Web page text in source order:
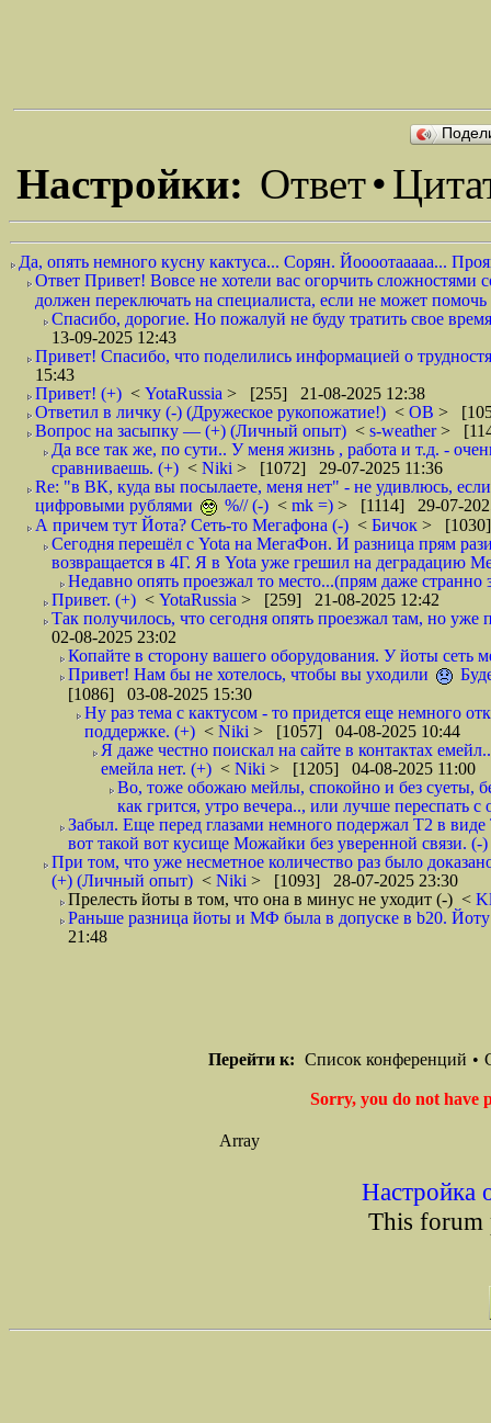
Настройки: Ответ•
Да, опять немного кусну кактуса... Сорян. Йоооотааааа...
Ответ Привет! Вовсе не хотели вас огорчить сложностями
должен переключать на специалиста, если не может
Спасибо, дорогие. Но пожалуй не буду тратить свое
13-09-2025 12:43
Привет! Спасибо, что поделились информацией о
15:43
Привет! (+) < YotaRussia > [255] 21-08-2025 12:38
Ответил в личку (-) (Дружеское рукопожатие!) < ОВ >
Вопрос на засыпку — (+) (Личный опыт) < s-weather>
Да все так же, по сути.. У меня жизнь , работа и т.д. -
сравниваешь. (+) < Niki > [1072] 29-07-2025 11:36
Re: "в ВК, куда вы посылаете, меня нет" - не удивлюсь, если
цифровыми рублями
%// (-) < mk =) > [1114] 29-07-
А причем тут Йота? Сеть-то Мегафона (-) < Бичок > [1030]
Сегодня перешёл с Yota на МегаФон. И разница прям
возвращается в 4Г. Я в Yota уже грешил на деградацию
Недавно опять проезжал то место...(прям даже
Привет. (+) < YotaRussia > [259] 21-08-2025 12:42
Так получилось, что сегодня опять проезжал там, но
02-08-2025 23:02
Копайте в сторону вашего оборудования. У йоты сеть
Привет! Нам бы не хотелось, чтобы вы уходили
[1086] 03-08-2025 15:30
Ну раз тема с кактусом - то придется еще немного
поддержке. (+) < Niki > [1057] 04-08-2025 10:44
Я даже честно поискал на сайте в контактах
емейла нет. (+) < Niki > [1205] 04-08-2025 11:00
Во, тоже обожаю мейлы, спокойно и без суеты,
как грится, утро вечера.., или лучше переспать
Забыл. Еще перед глазами немного подержал Т2 в
вот такой вот кусище Можайки без уверенной связи. (-)
При том, что уже несметное количество раз было
(+) (Личный опыт) < Niki > [1093] 28-07-2025 23:30
Прелесть йоты в том, что она в минус не уходит (-) <
Раньше разница йоты и МФ была в допуске в b20. Йоту
21:48
Перейти к: Список конференций •
Sorry, you do not have
Array
Настройка
This